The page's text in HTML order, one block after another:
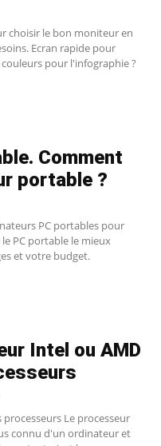
choisir le bon moniteur en
Ecran rapide pour
pour l'infographie ?
Comment
portable ?
PC portables pour
PC portable le mieux
et votre budget.
Intel ou AMD
processeurs Le processeur
connu d'un ordinateur et